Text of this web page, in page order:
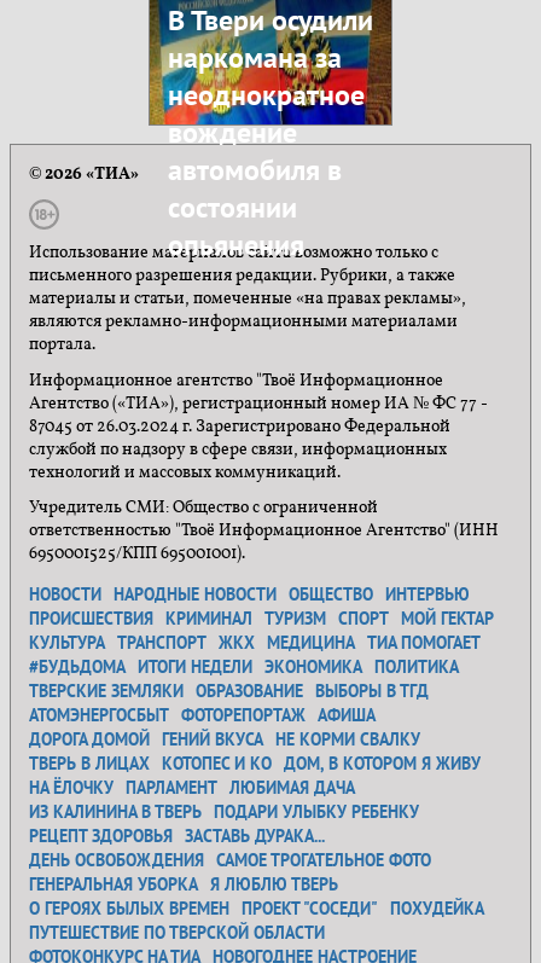
В Твери осудили
наркомана за
неоднократное
вождение
автомобиля в
состоянии
опьянения
© 2026 «ТИА»
Использование материалов сайта возможно только с
письменного разрешения редакции. Рубрики, а также
материалы и статьи, помеченные «на правах рекламы»,
являются рекламно-информационными материалами
портала.
Информационное агентство "Твоё Информационное
Агентство («ТИА»), регистрационный номер ИА № ФС 77 -
87045 от 26.03.2024 г. Зарегистрировано Федеральной
службой по надзору в сфере связи, информационных
технологий и массовых коммуникаций.
Учредитель СМИ: Общество с ограниченной
ответственностью "Твоё Информационное Агентство" (ИНН
6950001525/КПП 695001001).
НОВОСТИ НАРОДНЫЕ НОВОСТИ ОБЩЕСТВО
ИНТЕРВЬЮ
ПРОИСШЕСТВИЯ
КРИМИНАЛ ТУРИЗМ СПОРТ
МОЙ ГЕКТАР
КУЛЬТУРА ТРАНСПОРТ ЖКХ МЕДИЦИНА ТИА ПОМОГАЕТ
#БУДЬДОМА
ИТОГИ НЕДЕЛИ ЭКОНОМИКА
ПОЛИТИКА
ТВЕРСКИЕ ЗЕМЛЯКИ
ОБРАЗОВАНИЕ
ВЫБОРЫ В ТГД
АТОМЭНЕРГОСБЫТ ФОТОРЕПОРТАЖ АФИША
ДОРОГА ДОМОЙ
ГЕНИЙ ВКУСА
НЕ КОРМИ СВАЛКУ
ТВЕРЬ В ЛИЦАХ
КОТОПЕС И КО ДОМ, В КОТОРОМ Я ЖИВУ
НА ЁЛОЧКУ
ПАРЛАМЕНТ ЛЮБИМАЯ ДАЧА
ИЗ КАЛИНИНА В ТВЕРЬ
ПОДАРИ УЛЫБКУ РЕБЕНКУ
РЕЦЕПТ ЗДОРОВЬЯ
ЗАСТАВЬ ДУРАКА...
ДЕНЬ ОСВОБОЖДЕНИЯ
САМОЕ ТРОГАТЕЛЬНОЕ ФОТО
ГЕНЕРАЛЬНАЯ УБОРКА Я ЛЮБЛЮ ТВЕРЬ
О ГЕРОЯХ БЫЛЫХ ВРЕМЕН
ПРОЕКТ "СОСЕДИ"
ПОХУДЕЙКА
ПУТЕШЕСТВИЕ ПО ТВЕРСКОЙ ОБЛАСТИ
ФОТОКОНКУРС НА ТИА
НОВОГОДНЕЕ НАСТРОЕНИЕ